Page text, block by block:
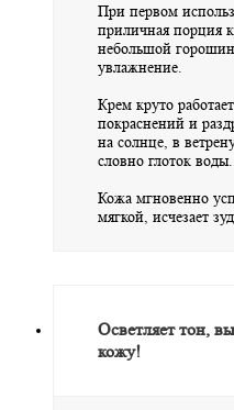
При первом
приличная порция
небольшой
увлажнение.
Крем круто
покраснений и
на солнце, в
словно глоток воды.
Кожа мгновенно
мягкой, исчезает
Осветляет тон,
кожу!